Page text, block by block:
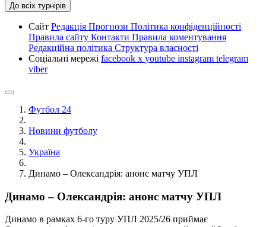
До всіх турнірів
Сайт Редакція Прогнози Політика конфіденційності
Правила сайту Контакти Правила коментування
Редакційна політика Структура власності
Соціальні мережі facebook x youtube instagram telegram
viber
Футбол 24
Новини футболу
Україна
Динамо – Олександрія: анонс матчу УПЛ
Динамо – Олександрія: анонс матчу УПЛ
Динамо в рамках 6-го туру УПЛ 2025/26 приймає